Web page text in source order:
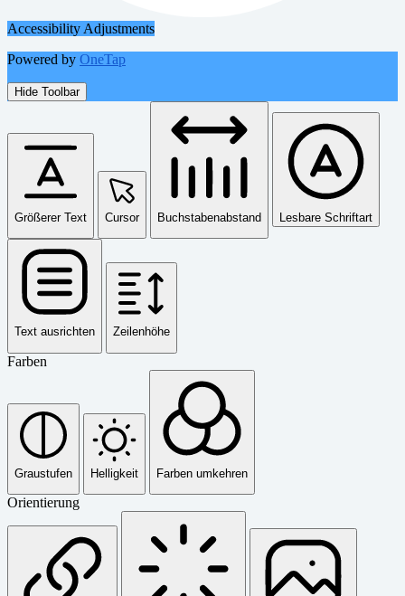
Accessibility Adjustments
Powered by OneTap
Hide Toolbar
Größerer Text Cursor Buchstabenabstand Lesbare Schriftart
Text ausrichten Zeilenhöhe
Farben
Graustufen Helligkeit Farben umkehren
Orientierung